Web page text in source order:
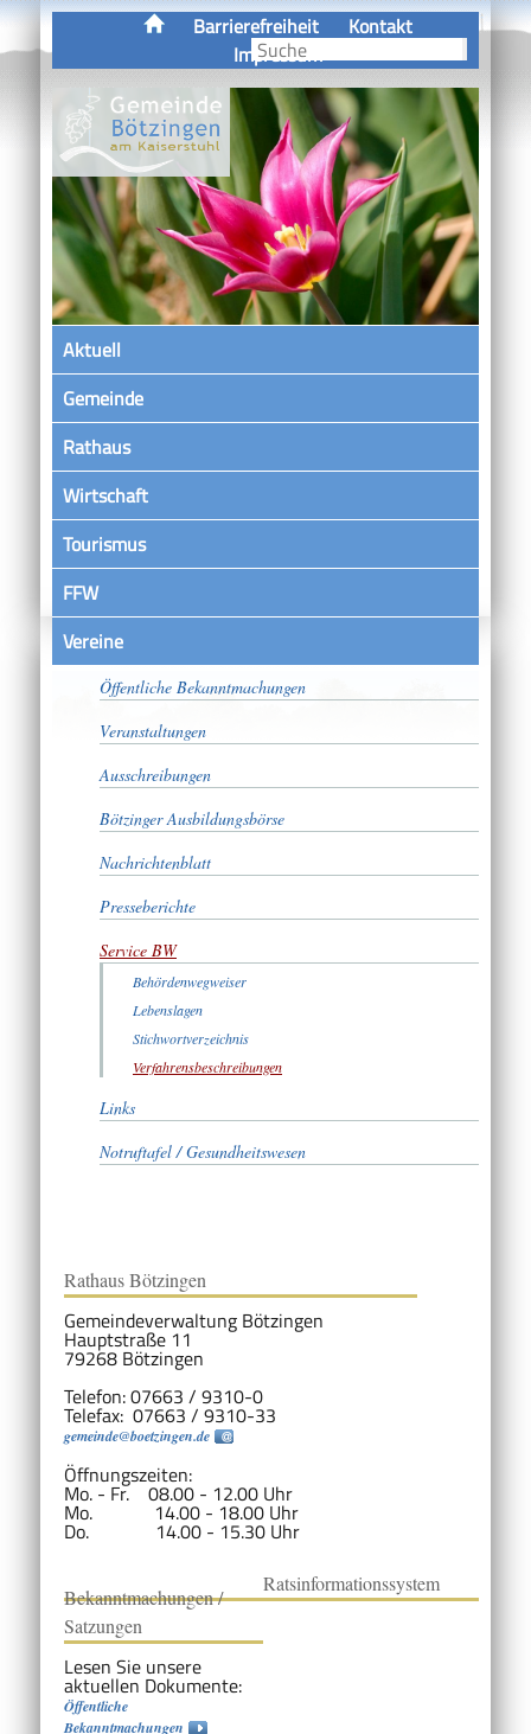
Barrierefreiheit
Kontakt
Impressum
Aktuell
Gemeinde
Rathaus
Wirtschaft
Tourismus
FFW
VereineSatzungen
Öffentliche Bekanntmachungen
Veranstaltungen
Ausschreibungen
Bötzinger Ausbildungsbörse
Nachrichtenblatt
Presseberichte
Service BW
Behördenwegweiser
Lebenslagen
Stichwortverzeichnis
Verfahrensbeschreibungen
Links
Notruftafel / Gesundheitswesen
Rathaus Bötzingen
Gemeindeverwaltung Bötzingen
Hauptstraße 11
79268 Bötzingen
Telefon: 07663 / 9310-0
Telefax: 07663 / 9310-33
gemeinde@boetzingen.de
Öffnungszeiten:
Mo. - Fr. 08.00 - 12.00 Uhr
Mo. 14.00 - 18.00 Uhr
Do. 14.00 - 15.30 Uhr
Bekanntmachungen /
Satzungen
Lesen Sie unsere
aktuellen Dokumente:
Öffentliche
Bekanntmachungen
Ratsinformationssystem